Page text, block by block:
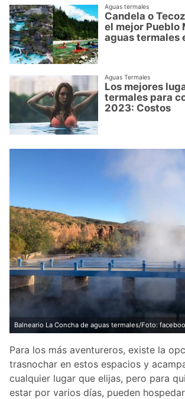
Aguas termales
Candela o
el mejor Pueblo
aguas termales
Aguas Termales
Los mejores
termales para
2023: Costos
Balneario La Concha de aguas termales/Foto:
Para los más aventureros, existe la
trasnochar en estos espacios y
cualquier lugar que elijas, pero para
estar por varios días, pueden